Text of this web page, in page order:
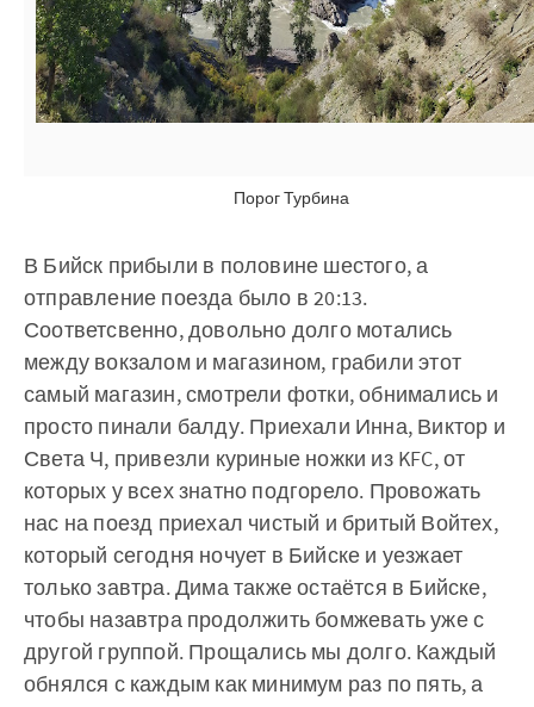
Порог Турбина
В Бийск прибыли в половине шестого, а
отправление поезда было в 20:13.
Соответсвенно, довольно долго мотались
между вокзалом и магазином, грабили этот
самый магазин, смотрели фотки, обнимались и
просто пинали балду. Приехали Инна, Виктор и
Света Ч, привезли куриные ножки из KFC, от
которых у всех знатно подгорело. Провожать
нас на поезд приехал чистый и бритый Войтех,
который сегодня ночует в Бийске и уезжает
только завтра. Дима также остаётся в Бийске,
чтобы назавтра продолжить бомжевать уже с
другой группой. Прощались мы долго. Каждый
обнялся с каждым как минимум раз по пять, а